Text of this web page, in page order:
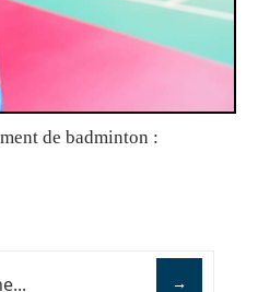
de badminton :